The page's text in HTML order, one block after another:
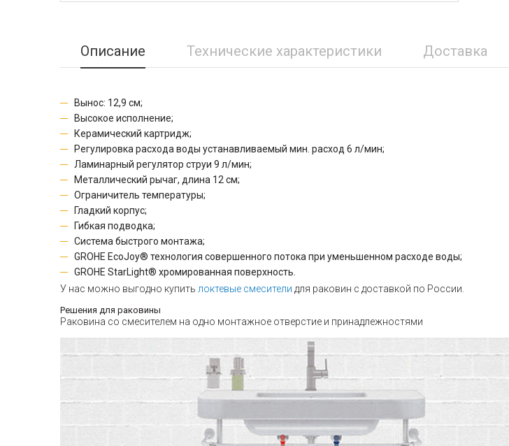
Описание Технические характеристики Доставка
Вынос: 12,9 см;
Высокое исполнение;
Керамический картридж;
Регулировка расхода воды устанавливаемый мин. расход 6 л/мин;
Ламинарный регулятор струи 9 л/мин;
Металлический рычаг, длина 12 см;
Ограничитель температуры;
Гладкий корпус;
Гибкая подводка;
Система быстрого монтажа;
GROHE EcoJoy® технология совершенного потока при уменьшенном расходе воды;
GROHE StarLight® хромированная поверхность.
У нас можно выгодно купить локтевые смесители для раковин с доставкой по России.
Решения для раковины
Раковина со смесителем на одно монтажное отверстие и принадлежностями